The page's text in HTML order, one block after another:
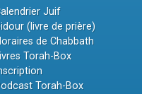
Juif
(livre de prière)
de Chabbath
Torah-Box
Torah-Box